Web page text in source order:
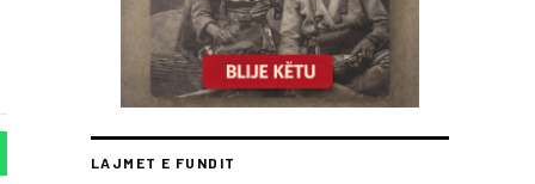
LAJMET E FUNDIT